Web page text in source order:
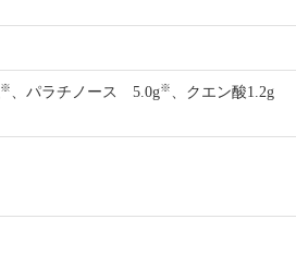
※ 、パラチノース 5.0g※
、クエン酸1.2g